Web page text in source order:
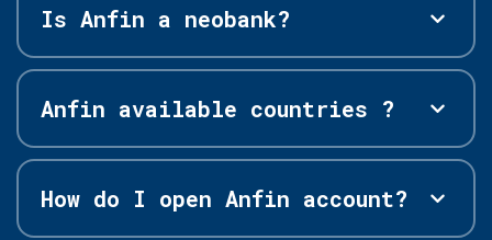
Is Anfin a neobank?
Anfin available countries ?
How do I open Anfin account?